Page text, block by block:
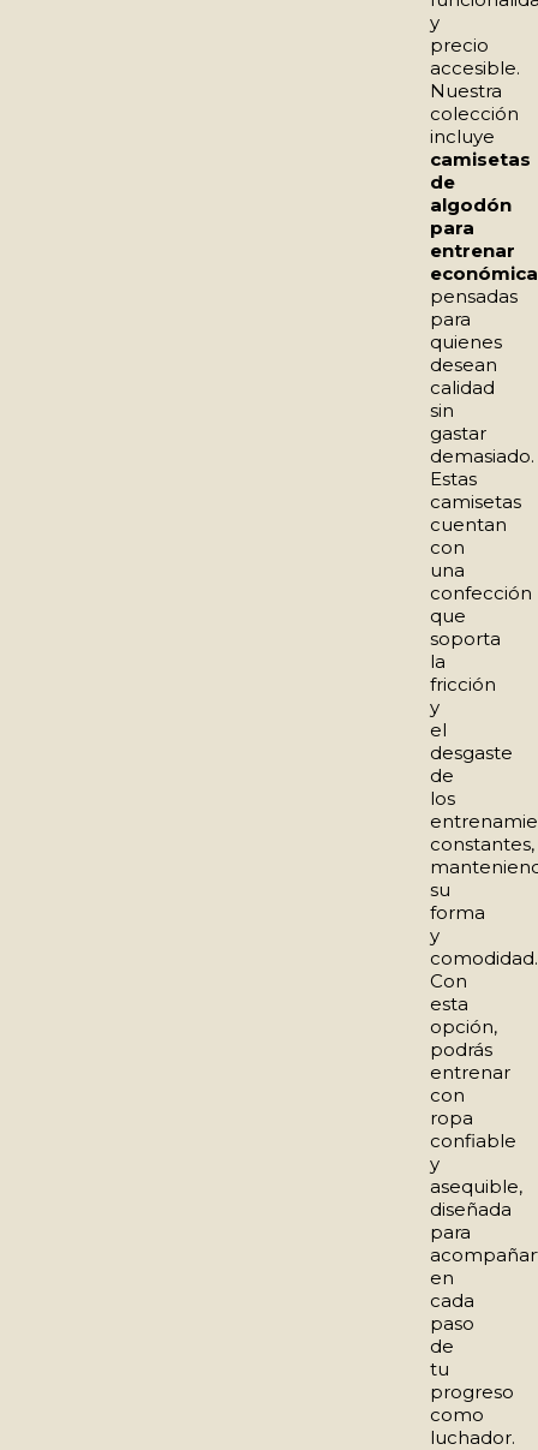
y
precio
accesible.
Nuestra
colección
incluye
camisetas
de
algodón
para
entrenar
pensadas
para
quienes
desean
calidad
sin
gastar
demasiado.
Estas
camisetas
cuentan
con
una
confección
que
soporta
la
fricción
y
el
desgaste
de
los
constantes,
su
forma
y
comodidad.
Con
esta
opción,
podrás
entrenar
con
ropa
confiable
y
asequible,
diseñada
para
en
cada
paso
de
tu
progreso
como
luchador.